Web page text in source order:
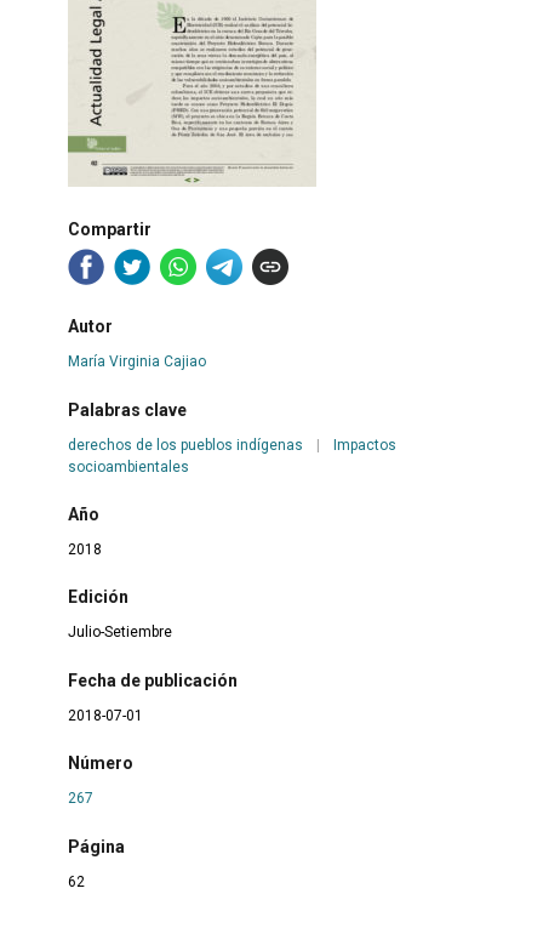
Compartir
Autor
María Virginia Cajiao
Palabras clave
derechos de los pueblos indígenas |
Impactos
socioambientales
Año
2018
Edición
Julio-Setiembre
Fecha de publicación
2018-07-01
Número
267
Página
62